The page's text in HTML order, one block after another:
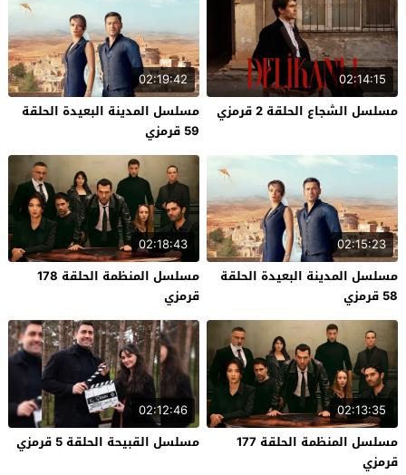
02:14:15
مسلسل الشجاع الحلقة 2 قرمزي
02:19:42
مسلسل المدينة البعيدة الحلقة
59 قرمزي
02:15:23
مسلسل المدينة البعيدة الحلقة
58 قرمزي
02:18:43
مسلسل المنظمة الحلقة 178
قرمزي
02:13:35
مسلسل المنظمة الحلقة 177
قرمزي
02:12:46
مسلسل القبيحة الحلقة 5 قرمزي